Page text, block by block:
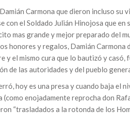
Carmona que dieron incluso su
con el Soldado Julián Hinojosa que en
mas grande y mejor preparado del
honores y regalos, Damián Carmona
y el mismo cura que lo bautizó y
de las autoridades y del pueblo
hoy es una presa y cuando baja el
(como enojadamente reprocha don
“trasladados a la rotonda de los